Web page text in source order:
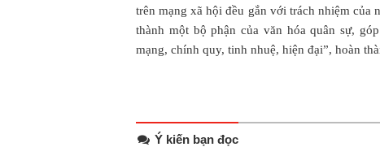
trên mạng xã hội đều gắn với trách nhiệm của
thành một bộ phận của văn hóa quân sự,
mạng, chính quy, tinh nhuệ, hiện đại”, hoàn
Ý kiến bạn đọc